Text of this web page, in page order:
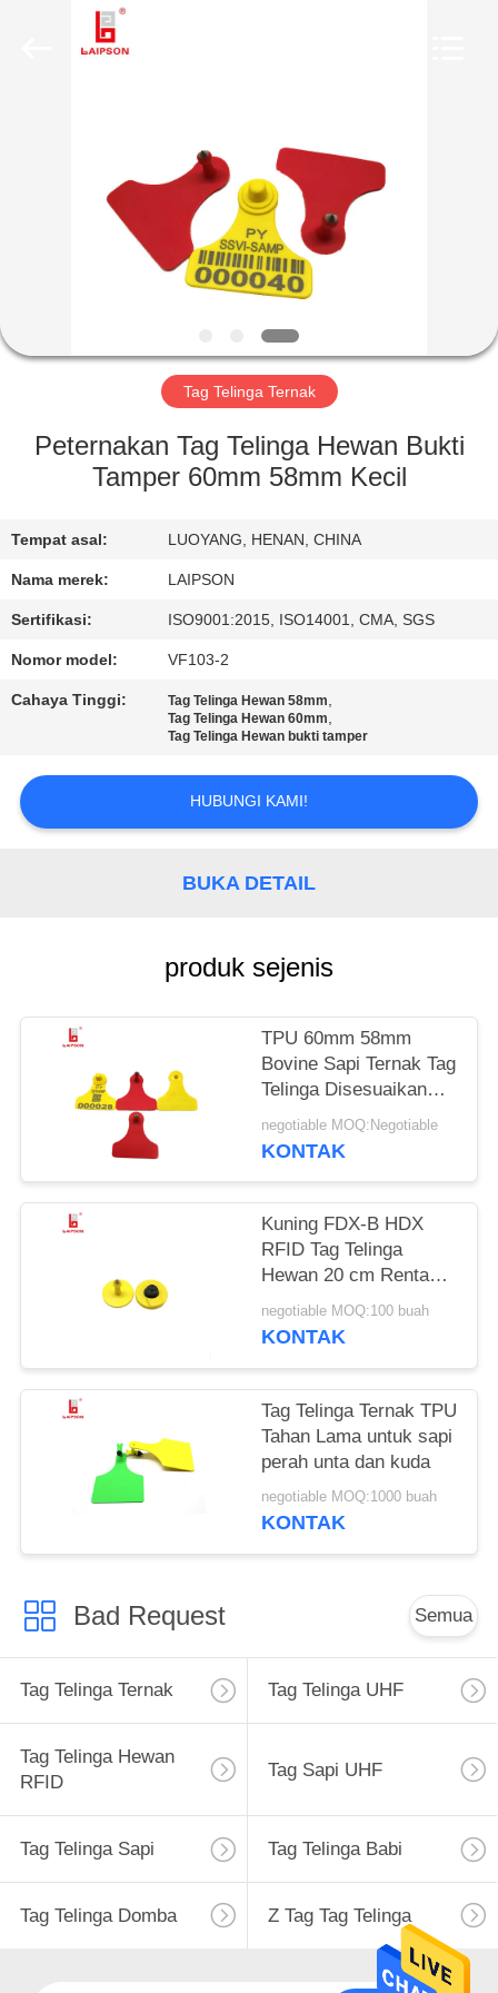
PRODUK
TENTANG
TUR
KONTROL
HUBUNGI
KAMI
PERMINTAAN
PENAWARAN
Tag Telinga Ternak
Peternakan Tag Telinga Hewan Bukti
Tamper 60mm 58mm Kecil
Tempat asal: LUOYANG, HENAN, CHINA
Nama merek: LAIPSON
Sertifikasi: ISO9001:2015, ISO14001, CMA, SGS
Nomor model: VF103-2
Cahaya Tinggi: Tag Telinga Hewan 58mm,
Tag Telinga Hewan 60mm,
Tag Telinga Hewan bukti tamper
HUBUNGI KAMI!
BUKA DETAIL
produk sejenis
TPU 60mm 58mm
Bovine Sapi Ternak Tag
Telinga Disesuaikan
Warna Tidak Beracun
negotiable MOQ:Negotiable
KONTAK
Kuning FDX-B HDX
RFID Tag Telinga
Hewan 20 cm Rentang
Membaca Untuk
Manajemen Pertanian
negotiable MOQ:100 buah
KONTAK
Tag Telinga Ternak TPU
Tahan Lama untuk sapi
perah unta dan kuda
negotiable MOQ:1000 buah
KONTAK
Bad Request Semua
Tag Telinga Ternak Tag Telinga UHF
Tag Telinga Hewan
RFID
Tag Sapi UHF
Tag Telinga Sapi Tag Telinga Babi
Tag Telinga Domba Z Tag Tag Telinga